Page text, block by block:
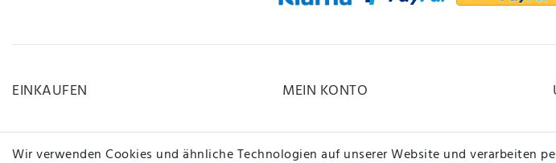
EINKAUFEN MEIN KONTO
Wir verwenden Cookies und ähnliche Technologien auf unserer Website und verarbeiten